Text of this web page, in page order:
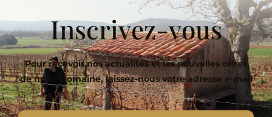
Inscrivez-vous
Pour recevoir nos actualités et les nouvelles offres
de notre domaine, laissez-nous votre adresse e-mail
: